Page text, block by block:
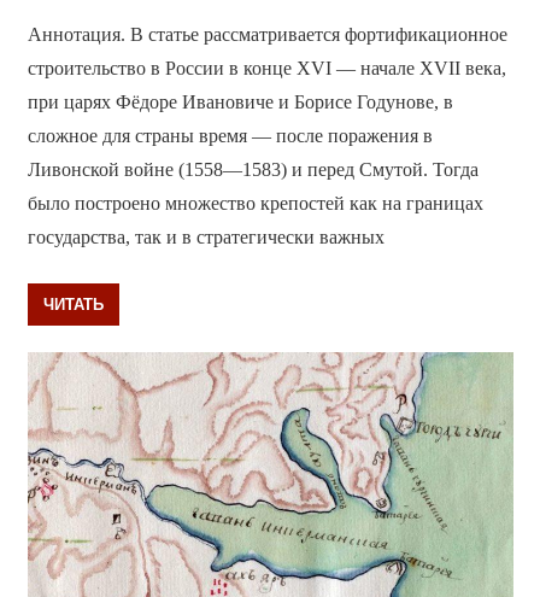
Аннотация. В статье рассматривается фортификационное
строительство в России в конце XVI — начале XVII века,
при царях Фёдоре Ивановиче и Борисе Годунове, в
сложное для страны время — после поражения в
Ливонской войне (1558—1583) и перед Смутой. Тогда
было построено множество крепостей как на границах
государства, так и в стратегически важных
ЧИТАТЬ